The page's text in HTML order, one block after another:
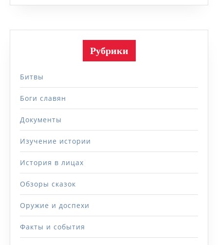
Рубрики
Битвы
Боги славян
Документы
Изучение истории
История в лицах
Обзоры сказок
Оружие и доспехи
Факты и события